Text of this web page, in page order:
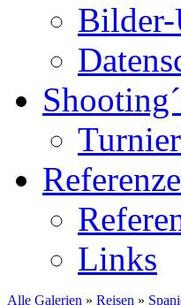
Bilder-
Links
Alle Galerien » Reisen »